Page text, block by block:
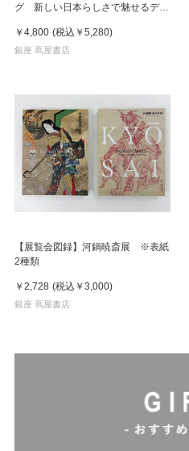
グ 新しい日本らしさで魅せるデザ
￥4,800 (税込 ￥5,280)
銀座 蔦屋書店
【展覧会図録】河鍋暁斎展 ※表紙
2種類
￥2,728 (税込 ￥3,000)
銀座 蔦屋書店